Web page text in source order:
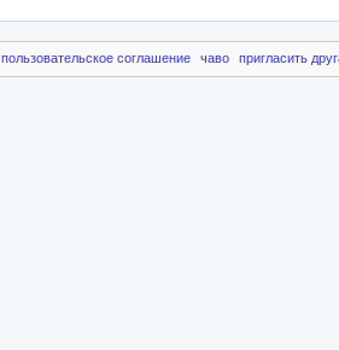
пользовательское соглашение чаво пригласить